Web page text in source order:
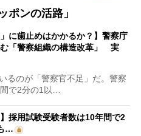
ポンの活路」
」に歯止めはかかるか？】警察庁
「警察組織の構造改革」 実
るのが「警察官不足」だ。警察
で2分の1以…
採用試験受験者数は10年間で2
…